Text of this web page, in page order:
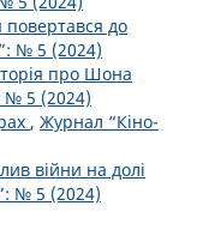
до
№ 5 (2024)
про Шона
№ 5 (2024)
, Журнал “Кіно-
війни на долі
№ 5 (2024)